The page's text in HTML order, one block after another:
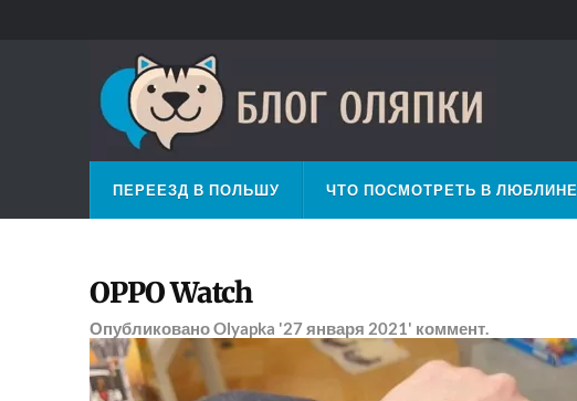
ПЕРЕЕЗД В ПОЛЬШУ ЧТО ПОСМОТРЕТЬ В ЛЮБЛИНЕ
OPPO Watch
ОпубликованоOlyapka '27 января 2021' коммент.